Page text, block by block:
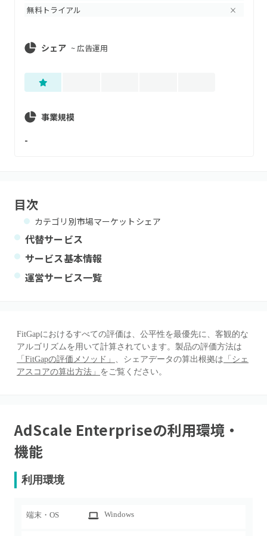
無料トライアル ×
シェア ~ 広告運用
事業規模
-
目次
カテゴリ別市場マーケットシェア
代替サービス
サービス基本情報
運営サービス一覧
FitGapにおけるすべての評価は、公平性を最優先に、客観的な
アルゴリズムを用いて計算されています。製品の評価方法は
「FitGapの評価メソッド」 、シェアデータの算出根拠は 「シェ
アスコアの算出方法」 をご覧ください。
AdScale Enterpriseの利用環境・
機能
利用環境
端末・OS Windows